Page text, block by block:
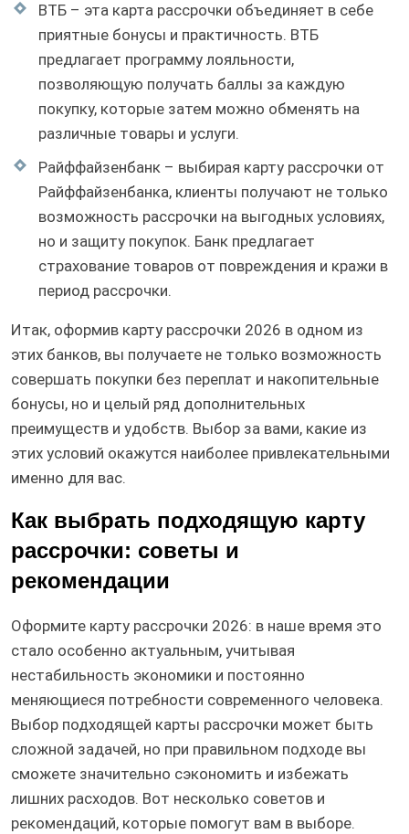
ВТБ – эта карта рассрочки объединяет в себе
приятные бонусы и практичность. ВТБ
предлагает программу лояльности,
позволяющую получать баллы за каждую
покупку, которые затем можно обменять на
различные товары и услуги.
Райффайзенбанк – выбирая карту рассрочки от
Райффайзенбанка, клиенты получают не только
возможность рассрочки на выгодных условиях,
но и защиту покупок. Банк предлагает
страхование товаров от повреждения и кражи в
период рассрочки.
Итак, оформив карту рассрочки 2026 в одном из
этих банков, вы получаете не только возможность
совершать покупки без переплат и накопительные
бонусы, но и целый ряд дополнительных
преимуществ и удобств. Выбор за вами, какие из
этих условий окажутся наиболее привлекательными
именно для вас.
Как выбрать подходящую карту
рассрочки: советы и
рекомендации
Оформите карту рассрочки 2026: в наше время это
стало особенно актуальным, учитывая
нестабильность экономики и постоянно
меняющиеся потребности современного человека.
Выбор подходящей карты рассрочки может быть
сложной задачей, но при правильном подходе вы
сможете значительно сэкономить и избежать
лишних расходов. Вот несколько советов и
рекомендаций, которые помогут вам в выборе.